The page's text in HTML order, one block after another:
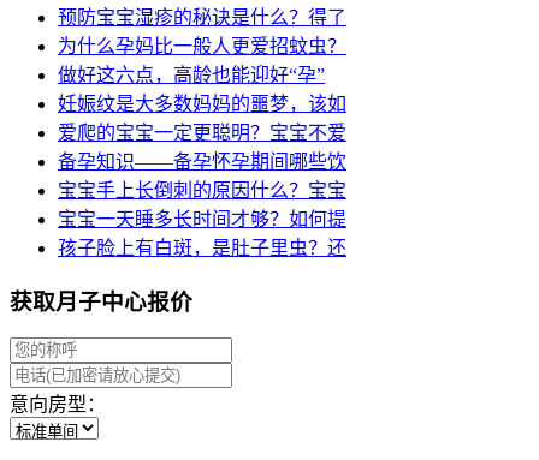
预防宝宝湿疹的秘诀是什么？得了
为什么孕妈比一般人更爱招蚊虫？
做好这六点，高龄也能迎好“孕”
妊娠纹是大多数妈妈的噩梦，该如
爱爬的宝宝一定更聪明？宝宝不爱
备孕知识——备孕怀孕期间哪些饮
宝宝手上长倒刺的原因什么？宝宝
宝宝一天睡多长时间才够？如何提
孩子脸上有白斑，是肚子里虫？还
获取月子中心报价
意向房型：